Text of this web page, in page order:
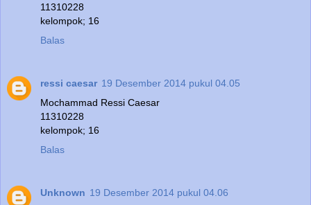
11310228
kelompok; 16
Balas
ressi caesar 19 Desember 2014 pukul 04.05
Mochammad Ressi Caesar
11310228
kelompok; 16
Balas
Unknown 19 Desember 2014 pukul 04.06